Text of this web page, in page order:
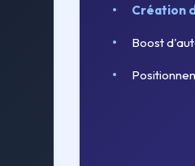
Création
Boost